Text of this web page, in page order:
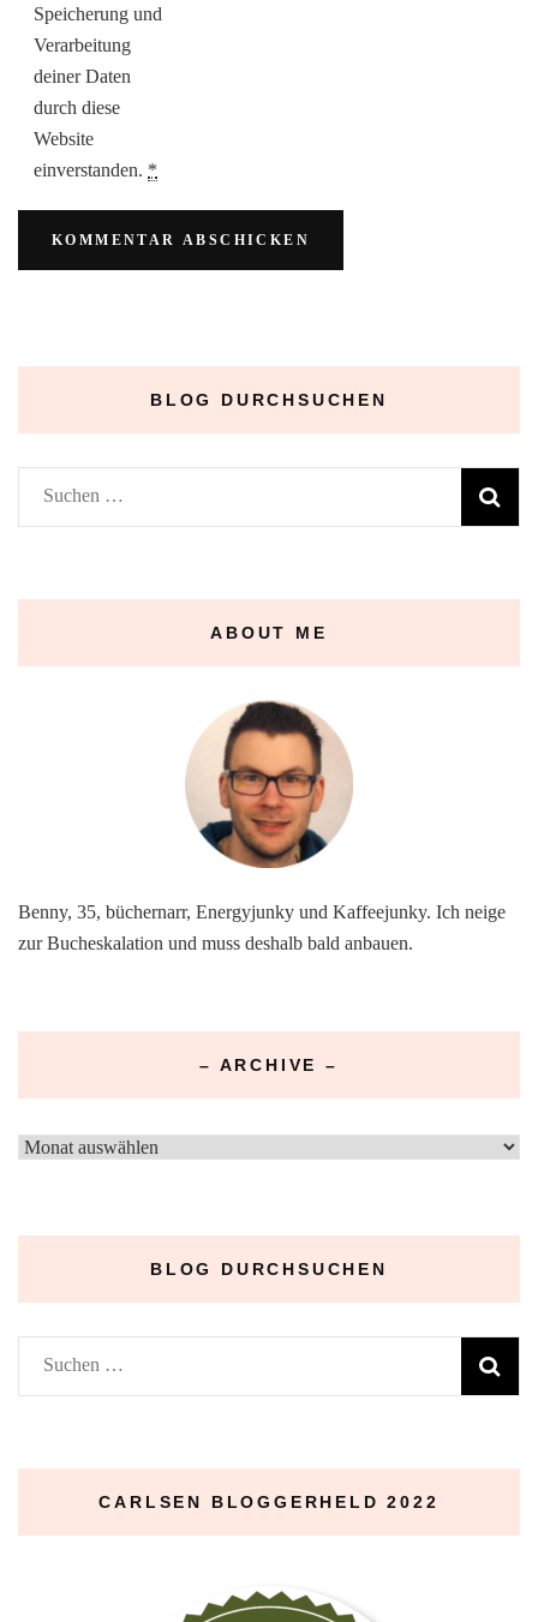
Speicherung und
Verarbeitung
deiner Daten
durch diese
Website
einverstanden. *
BLOG DURCHSUCHEN
Suchen
nach:
ABOUT ME
Benny, 35, büchernarr, Energyjunky und Kaffeejunky. Ich neige
zur Bucheskalation und muss deshalb bald anbauen.
– ARCHIVE –
–
BLOG DURCHSUCHEN
Suchen
nach:
CARLSEN BLOGGERHELD 2022